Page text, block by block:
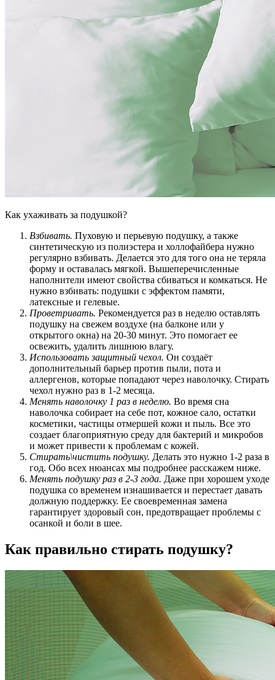
Как ухаживать за подушкой?
Взбивать. Пуховую и перьевую подушку, а также
синтетическую из полиэстера и холлофайбера нужно
регулярно взбивать. Делается это для того она не теряла
форму и оставалась мягкой. Вышеперечисленные
наполнители имеют свойства сбиваться и комкаться. Не
нужно взбивать: подушки с эффектом памяти,
латексные и гелевые.
Проветривать. Рекомендуется раз в неделю оставлять
подушку на свежем воздухе (на балконе или у
открытого окна) на 20-30 минут. Это помогает ее
освежить, удалить лишнюю влагу.
Использовать защитный чехол. Он создаёт
дополнительный барьер против пыли, пота и
аллергенов, которые попадают через наволочку. Стирать
чехол нужно раз в 1-2 месяца.
Менять наволочку 1 раз в неделю. Во время сна
наволочка собирает на себе пот, кожное сало, остатки
косметики, частицы отмершей кожи и пыль. Все это
создает благоприятную среду для бактерий и микробов
и может привести к проблемам с кожей.
Стирать\чистить подушку. Делать это нужно 1-2 раза в
год. Обо всех нюансах мы подробнее расскажем ниже.
Менять подушку раз в 2-3 года. Даже при хорошем уходе
подушка со временем изнашивается и перестает давать
должную поддержку. Ее своевременная замена
гарантирует здоровый сон, предотвращает проблемы с
осанкой и боли в шее.
Как правильно стирать подушку?